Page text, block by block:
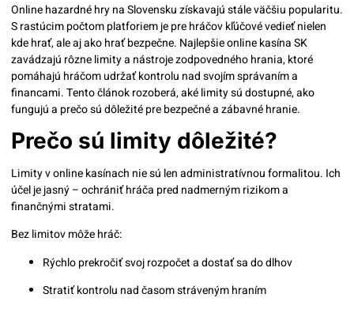
Online hazardné hry na Slovensku získavajú stále väčšiu popularitu.
S rastúcim počtom platforiem je pre hráčov kľúčové vedieť nielen
kde hrať, ale aj ako hrať bezpečne. Najlepšie online kasína SK
zavádzajú rôzne limity a nástroje zodpovedného hrania, ktoré
pomáhajú hráčom udržať kontrolu nad svojím správaním a
financami. Tento článok rozoberá, aké limity sú dostupné, ako
fungujú a prečo sú dôležité pre bezpečné a zábavné hranie.
Prečo sú limity dôležité?
Limity v online kasínach nie sú len administratívnou formalitou. Ich
účel je jasný – ochrániť hráča pred nadmerným rizikom a
finančnými stratami.
Bez limitov môže hráč:
Rýchlo prekročiť svoj rozpočet a dostať sa do dlhov
Stratiť kontrolu nad časom stráveným hraním